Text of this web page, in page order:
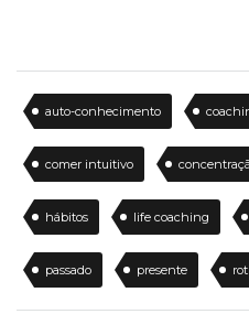
auto-conhecimento
comer intuitivo
hábitos life coaching
passado presente